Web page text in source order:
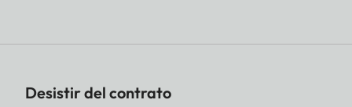
Desistir del contrato